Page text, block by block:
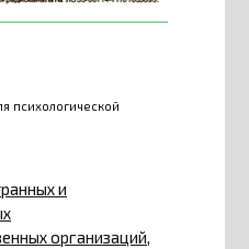
психологической
и
организаций,